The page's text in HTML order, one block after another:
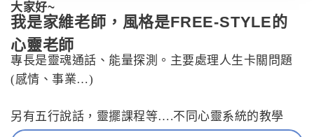
大家好~
我是家維老師，風格是FREE-STYLE的
心靈老師
專長是靈魂通話、能量探測。主要處理人生卡關問題
(感情、事業…)
另有五行說話，靈擺課程等….不同心靈系統的教學